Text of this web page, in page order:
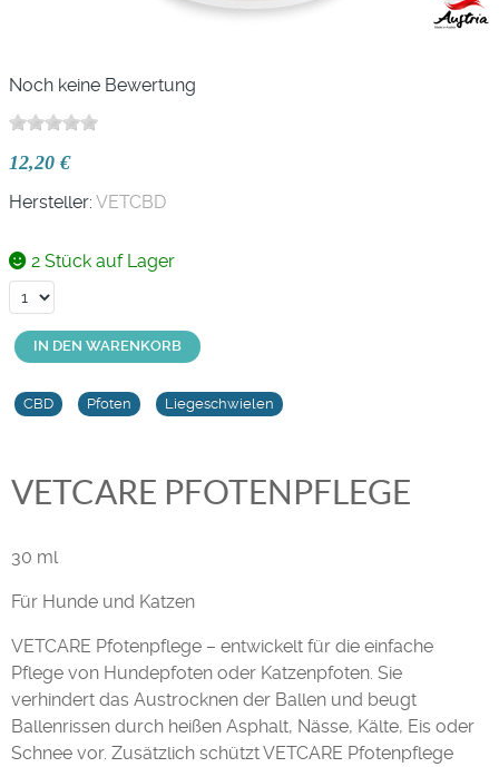
Noch keine Bewertung
12,20 €
Hersteller: VETCBD
2 Stück auf Lager
IN DEN WARENKORB
CBD Pfoten Liegeschwielen
VETCARE PFOTENPFLEGE
30 ml
Für Hunde und Katzen
VETCARE Pfotenpflege – entwickelt für die einfache
Pflege von Hundepfoten oder Katzenpfoten. Sie
verhindert das Austrocknen der Ballen und beugt
Ballenrissen durch heißen Asphalt, Nässe, Kälte, Eis oder
Schnee vor. Zusätzlich schützt VETCARE Pfotenpflege